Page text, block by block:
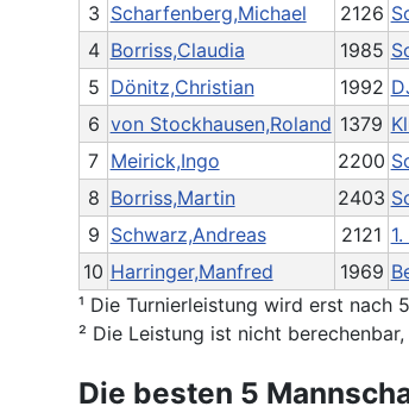
3 Scharfenberg,Michael 2126
4 Borriss,Claudia 1985
5 Dönitz,Christian 1992
6 von Stockhausen,Roland 1379
7 Meirick,Ingo 2200
8 Borriss,Martin 2403
9 Schwarz,Andreas 2121
10 Harringer,Manfred 1969
¹ Die Turnierleistung wird erst nach
² Die Leistung ist nicht
Die besten 5